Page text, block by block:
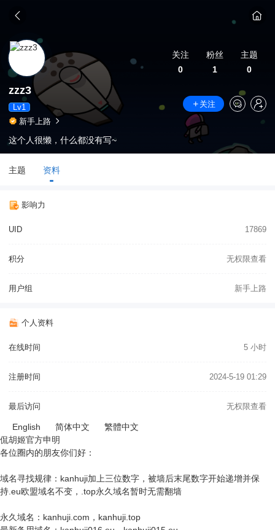
关注
0
粉丝
1
主题
0
zzz3
Lv1
关注
新手上路
这个人很懒，什么都没有写~
主题 资料
影响力
UID 17869
积分 无权限查看
用户组 新手上路
个人资料
在线时间 5 小时
注册时间 2024-5-19 01:29
最后访问 无权限查看
English 简体中文
繁體中文
侃胡姬官方申明
各位圈内的朋友你们好：
域名寻找规律：kanhuji加上三位数字，被墙后末尾数字开始递增并保
持.eu欧盟域名不变，.top永久域名暂时无需翻墙
永久域名：kanhuji.com，kanhuji.top